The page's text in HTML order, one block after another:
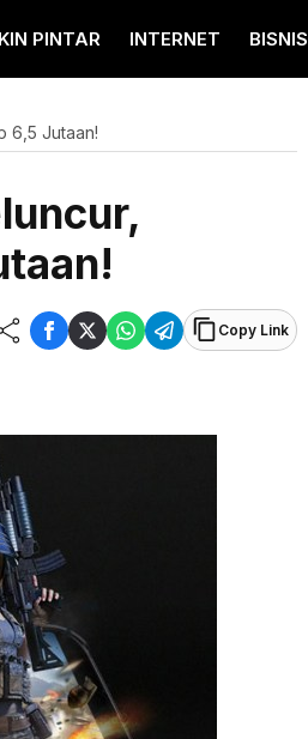
PINTAR INTERNET BISNIS
6,5 Jutaan!
Copy Link